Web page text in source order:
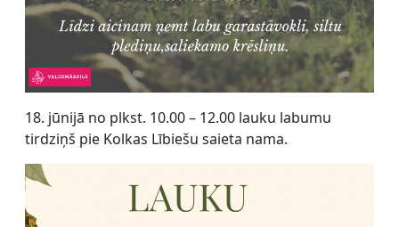
18. jūnijā no plkst. 10.00 – 12.00 lauku labumu
tirdziņš pie Kolkas Lībiešu saieta nama.